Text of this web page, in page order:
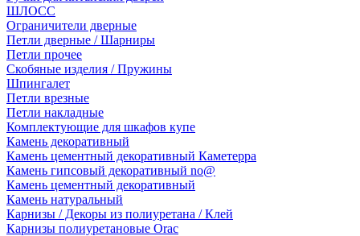
ШЛОСС
Ограничители дверные
Петли дверные / Шарниры
Петли прочее
Скобяные изделия / Пружины
Шпингалет
Петли врезные
Петли накладные
Комплектующие для шкафов купе
Камень декоративный
Камень цементный декоративный Каметерра
Камень гипсовый декоративный no@
Камень цементный декоративный
Камень натуральный
Карнизы / Декоры из полиуретана / Клей
Карнизы полиуретановые Orac